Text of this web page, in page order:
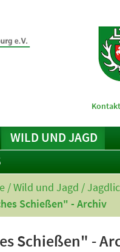
WILD UND JAGD
/Wild und Jagd /
Schießen" - Archiv
Schießen" -